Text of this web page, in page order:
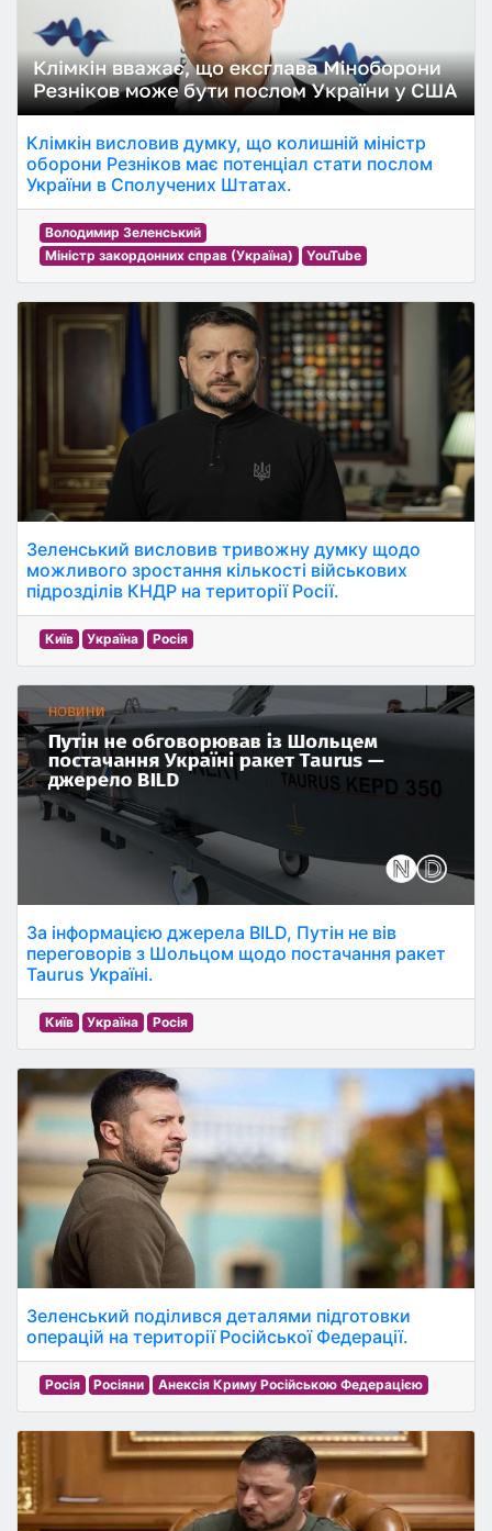
Клімкін висловив думку, що колишній міністр
оборони Резніков має потенціал стати послом
України в Сполучених Штатах.
Володимир Зеленський
Міністр закордонних справ (Україна)
YouTube
Зеленський висловив тривожну думку щодо
можливого зростання кількості військових
підрозділів КНДР на території Росії.
Київ Україна Росія
За інформацією джерела BILD, Путін не вів
переговорів з Шольцом щодо постачання ракет
Taurus Україні.
Київ Україна Росія
Зеленський поділився деталями підготовки
операцій на території Російської Федерації.
Росія Росіяни Анексія Криму Російською Федерацією